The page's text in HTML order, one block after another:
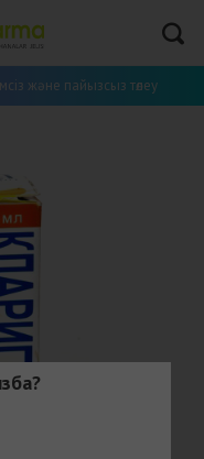
және пайызсыз төлеу